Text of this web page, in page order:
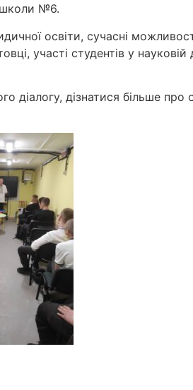
школи №6.
освіти, сучасні
участі студентів у
діалогу, дізнатися більше про